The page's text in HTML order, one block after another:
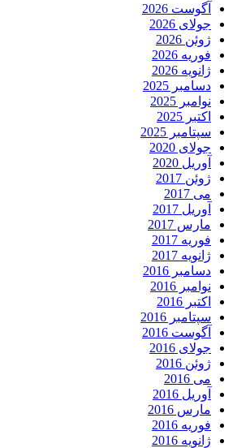
آگوست 2026
جولای 2026
ژوئن 2026
فوریه 2026
ژانویه 2026
دسامبر 2025
نوامبر 2025
اکتبر 2025
سپتامبر 2025
جولای 2020
آوریل 2020
ژوئن 2017
می 2017
آوریل 2017
مارس 2017
فوریه 2017
ژانویه 2017
دسامبر 2016
نوامبر 2016
اکتبر 2016
سپتامبر 2016
آگوست 2016
جولای 2016
ژوئن 2016
می 2016
آوریل 2016
مارس 2016
فوریه 2016
ژانویه 2016